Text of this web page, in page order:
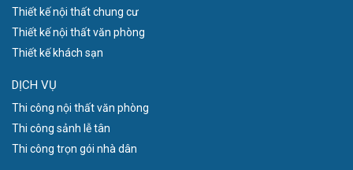
Thiết kế nội thất chung cư
Thiết kế nội thất văn phòng
Thiết kế khách sạn
DỊCH VỤ
Thi công nội thất văn phòng
Thi công sảnh lễ tân
Thi công trọn gói nhà dân